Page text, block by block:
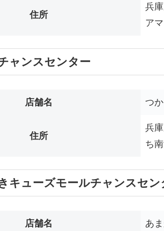
住所
兵
ア
ャンスセンター
店舗名 つ
住所
兵
ち
キューズモールチャンスセン
店舗名 あ